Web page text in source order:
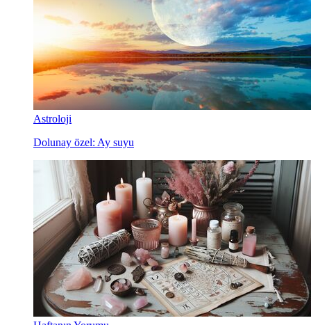
Astroloji
Dolunay özel: Ay suyu